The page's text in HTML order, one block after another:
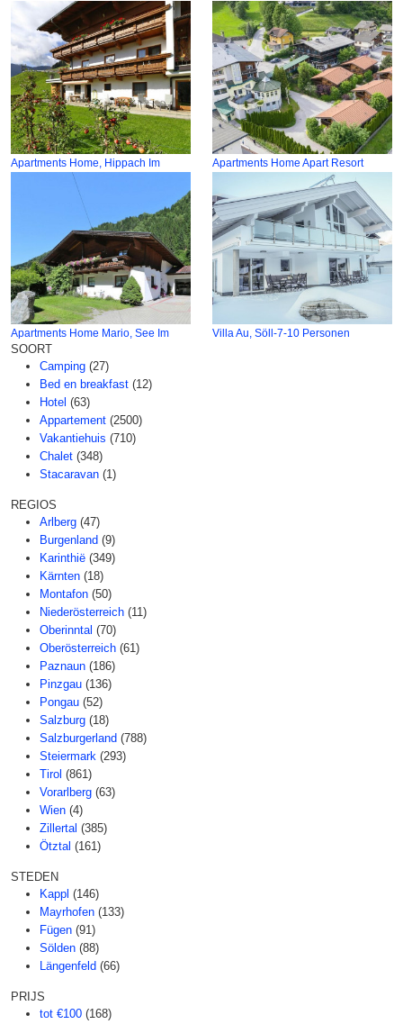
Apartments Home, Hippach Im Apartments Home Apart Resort
Apartments Home Mario, See Im Villa Au, Söll-7-10 Personen
SOORT
Camping (27)
Bed en breakfast (12)
Hotel (63)
Appartement (2500)
Vakantiehuis (710)
Chalet (348)
Stacaravan (1)
REGIOS
Arlberg (47)
Burgenland (9)
Karinthië (349)
Kärnten (18)
Montafon (50)
Niederösterreich (11)
Oberinntal (70)
Oberösterreich (61)
Paznaun (186)
Pinzgau (136)
Pongau (52)
Salzburg (18)
Salzburgerland (788)
Steiermark (293)
Tirol (861)
Vorarlberg (63)
Wien (4)
Zillertal (385)
Ötztal (161)
STEDEN
Kappl (146)
Mayrhofen (133)
Fügen (91)
Sölden (88)
Längenfeld (66)
PRIJS
tot €100 (168)